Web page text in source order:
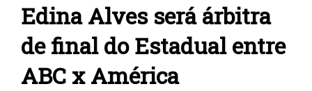
Edina Alves será árbitra
de final do Estadual entre
ABC x América